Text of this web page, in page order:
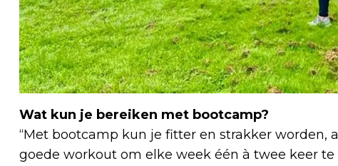
Wat kun je bereiken met bootcamp?
“Met bootcamp kun je fitter en strakker worden,
goede workout om elke week één à twee keer